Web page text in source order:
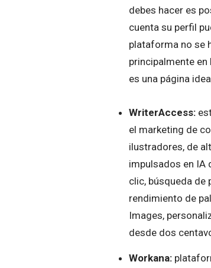
debes hacer es
cuenta su perfil
plataforma no se
principalmente
es una página
WriterAccess:
el marketing de
ilustradores, de
impulsados en IA
clic, búsqueda de
rendimiento de
Images,
desde dos
Workana: